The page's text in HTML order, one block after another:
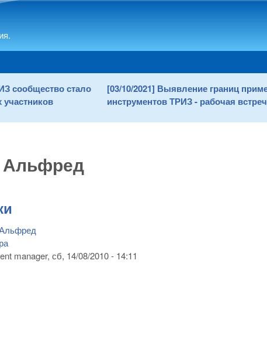
сообщество стало
[03/10/2021] Выявление границ
инструментов ТРИЗ - рабочая
Альфред
manager, сб, 14/08/2010 - 14:11